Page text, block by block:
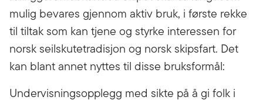
mulig bevares gjennom aktiv bruk, i første rekke
til tiltak som kan tjene og styrke interessen for
norsk seilskutetradisjon og norsk skipsfart. Det
kan blant annet nyttes til disse bruksformål:
Undervisningsopplegg med sikte på å gi folk i